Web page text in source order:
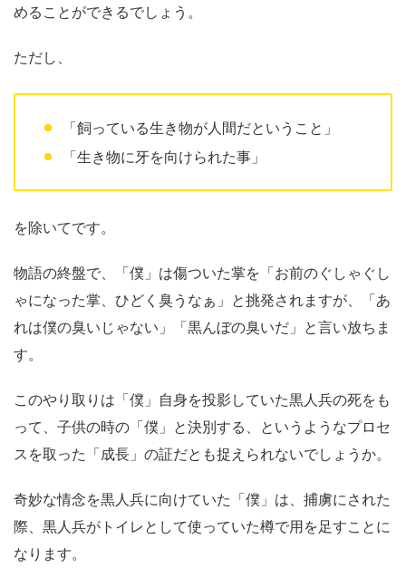
めることができるでしょう。
ただし、
「飼っている生き物が人間だということ」
「生き物に牙を向けられた事」
を除いてです。
物語の終盤で、「僕」は傷ついた掌を「お前のぐしゃぐし
ゃになった掌、ひどく臭うなぁ」と挑発されますが、「あ
れは僕の臭いじゃない」「黒んぼの臭いだ」と言い放ちま
す。
このやり取りは「僕」自身を投影していた黒人兵の死をも
って、子供の時の「僕」と決別する、というようなプロセ
スを取った「成長」の証だとも捉えられないでしょうか。
奇妙な情念を黒人兵に向けていた「僕」は、捕虜にされた
際、黒人兵がトイレとして使っていた樽で用を足すことに
なります。